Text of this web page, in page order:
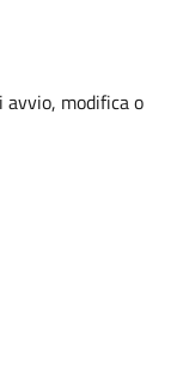
modifica o